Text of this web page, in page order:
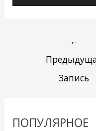
←
Запись
ПОПУЛЯРНОЕ